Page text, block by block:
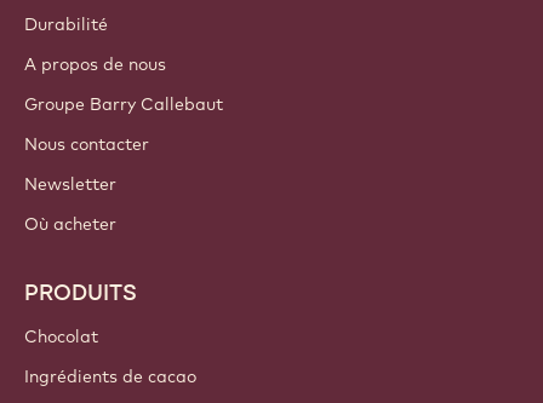
Durabilité
A propos de nous
Groupe Barry Callebaut
Nous contacter
Newsletter
Où acheter
PRODUITS
Chocolat
Ingrédients de cacao